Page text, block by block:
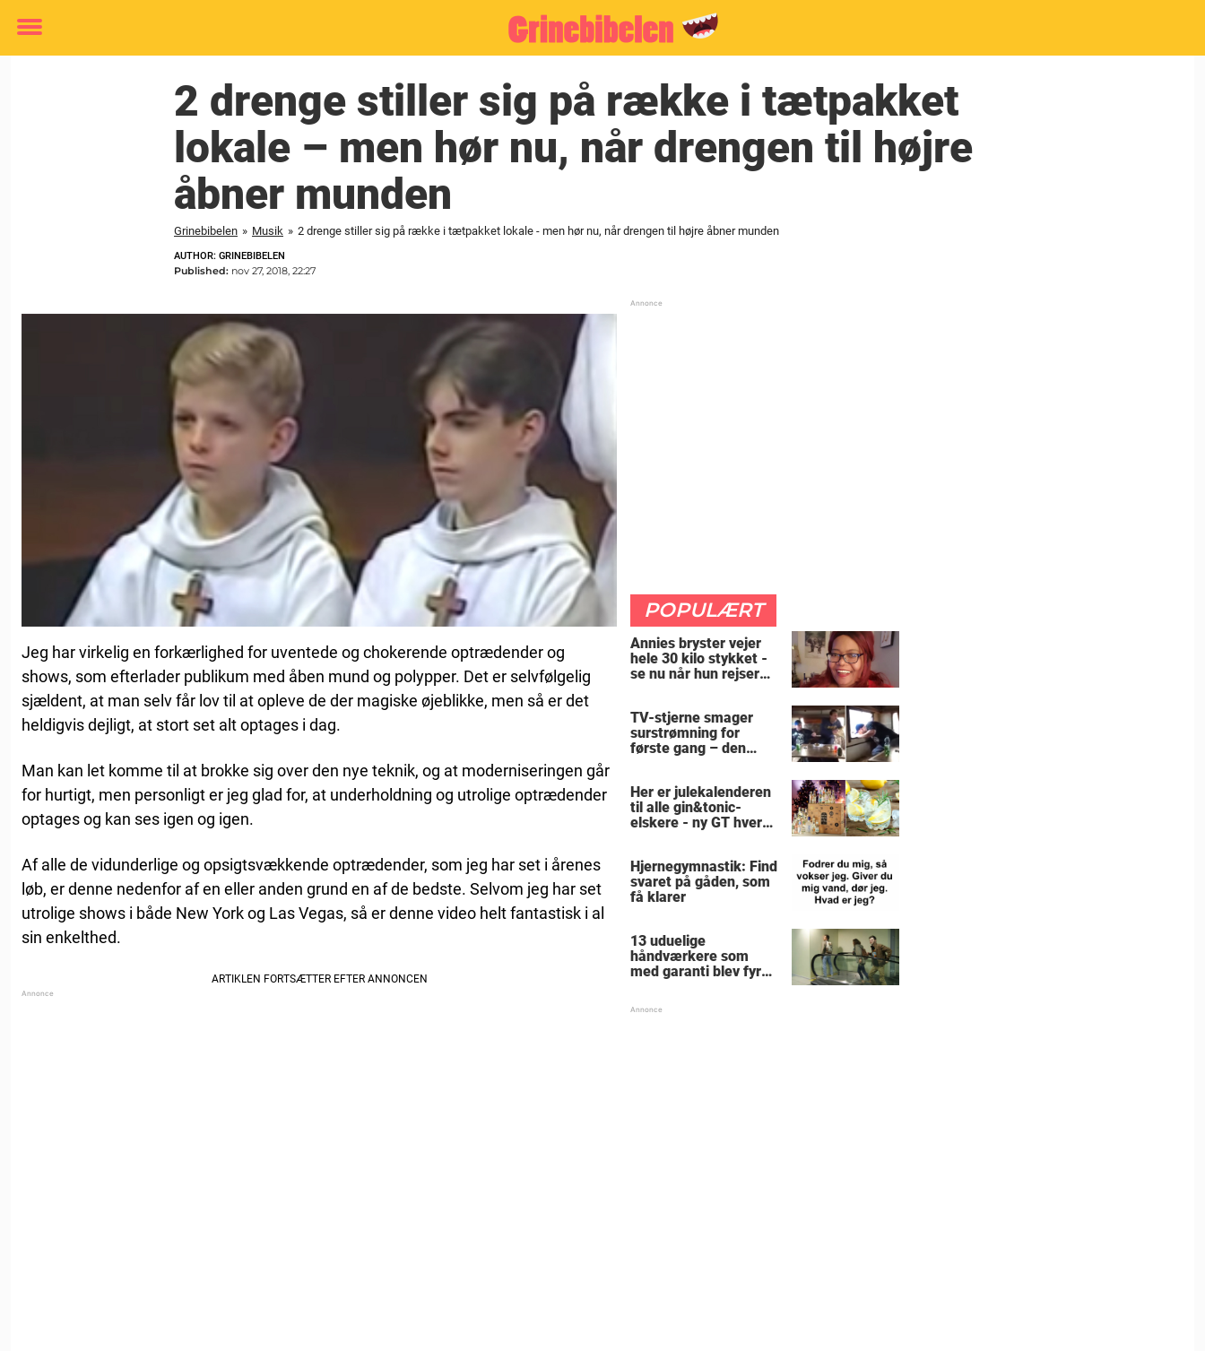
Toggle
2 drenge stiller sig på række i tætpakket
lokale – men hør nu, når drengen til højre
åbner munden
Grinebibelen » Musik » 2 drenge stiller sig på række i tætpakket lokale - men hør nu, når drengen til højre åbner munden
AUTHOR: GRINEBIBELEN
Published: nov 27, 2018, 22:27
Jeg har virkelig en forkærlighed for uventede og chokerende optrædender og
shows, som efterlader publikum med åben mund og polypper. Det er selvfølgelig
sjældent, at man selv får lov til at opleve de der magiske øjeblikke, men så er det
heldigvis dejligt, at stort set alt optages i dag.
Man kan let komme til at brokke sig over den nye teknik, og at moderniseringen går
for hurtigt, men personligt er jeg glad for, at underholdning og utrolige optrædender
optages og kan ses igen og igen.
Af alle de vidunderlige og opsigtsvækkende optrædender, som jeg har set i årenes
løb, er denne nedenfor af en eller anden grund en af de bedste. Selvom jeg har set
utrolige shows i både New York og Las Vegas, så er denne video helt fantastisk i al
sin enkelthed.
POPULÆRT
Annies bryster vejer
hele 30 kilo stykket -
se nu når hun rejser
TV-stjerne smager
surstrømning for
første gang – den
skrige af grin
Her er julekalenderen
til alle gin&tonic-
elskere - ny GT hver
Hjernegymnastik: Find
svaret på gåden, som
få klarer
13 uduelige
håndværkere som
med garanti blev fyret